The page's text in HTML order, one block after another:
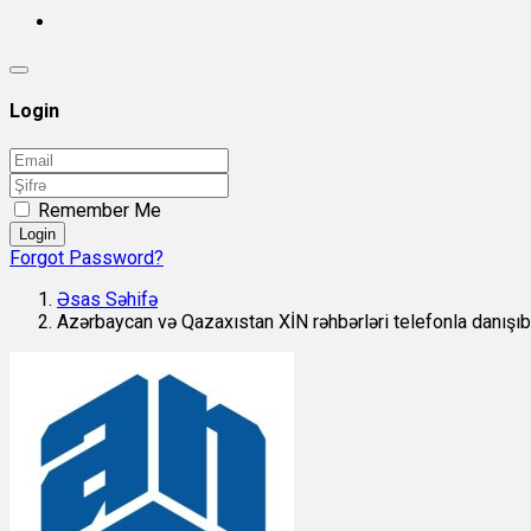
Login
Remember Me
Login
Forgot Password?
Əsas Səhifə
Azərbaycan və Qazaxıstan XİN rəhbərləri telefonla